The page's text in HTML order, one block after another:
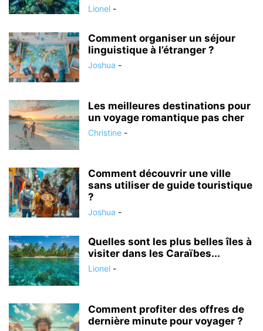
Lionel -
Comment organiser un séjour
linguistique à l’étranger ?
Joshua -
Les meilleures destinations pour
un voyage romantique pas cher
Christine -
Comment découvrir une ville
sans utiliser de guide touristique
?
Joshua -
Quelles sont les plus belles îles à
visiter dans les Caraïbes...
Lionel -
Comment profiter des offres de
dernière minute pour voyager ?